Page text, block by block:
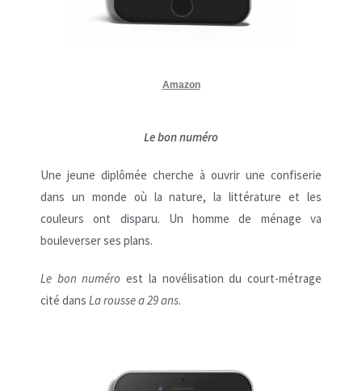
Amazon
Le bon numéro
Une jeune diplômée cherche à ouvrir une confiserie
dans un monde où la nature, la littérature et les
couleurs ont disparu. Un homme de ménage va
bouleverser ses plans.
Le bon numéro est la novélisation du court-métrage
cité dans La rousse a 29 ans.